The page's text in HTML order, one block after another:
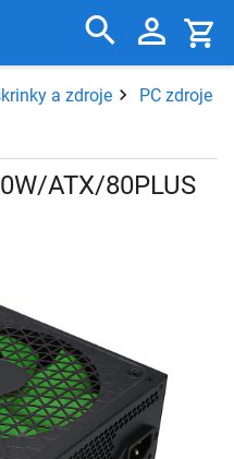
a zdroje
PC zdroje
ATX/80PLUS